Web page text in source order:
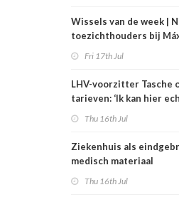
Wissels van de week |
toezichthouders bij
Fri 17th Jul
LHV-voorzitter Tasche
tarieven: ‘Ik kan hier
Thu 16th Jul
Ziekenhuis als
medisch materiaal
Thu 16th Jul